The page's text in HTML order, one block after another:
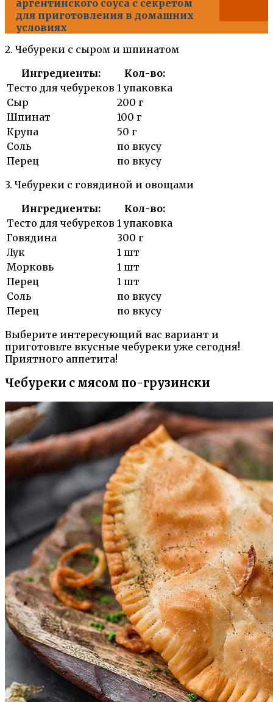
аргентинского соуса с секретом
для приготовления в домашних
условиях
2. Чебуреки с сыром и шпинатом
Ингредиенты:
Кол-во:
Тесто для чебуреков 1 упаковка
Сыр
200 г
Шпинат
100 г
Крупа
50 г
Соль
по вкусу
Перец
по вкусу
3. Чебуреки с говядиной и овощами
Ингредиенты:
Кол-во:
Тесто для чебуреков 1 упаковка
Говядина
300 г
Лук
1 шт
Морковь
1 шт
Перец
1 шт
Соль
по вкусу
Перец
по вкусу
Выберите интересующий вас вариант и
приготовьте вкусные чебуреки уже сегодня!
Приятного аппетита!
Чебуреки с мясом по-грузински